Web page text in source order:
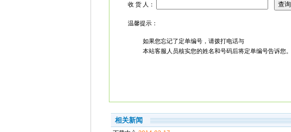
收 货 人： 查询
温馨提示：
如果您忘记了定单编号，请拨打电话与
本站客服人员核实您的姓名和号码后将定单编号告诉您。
相关新闻